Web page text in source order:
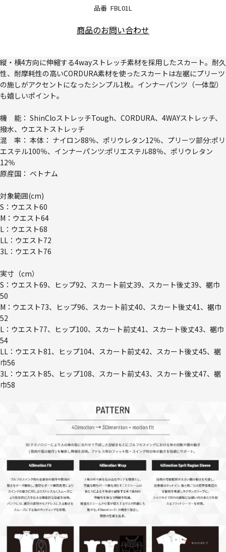
品番 FBL01L
商品のお問い合わせ
縦・横4方向に伸縮する4wayストレッチ素材を採用したスカート。耐久
性、耐摩耗性の高いCORDURA素材を使ったスカートは左裾にプリーツ
の施しがアクセントになったシンプル1枚。インナーパンツ（一体型）
も嬉しいポイント。
機 能： ShinCloストレッチTough、CORDURA、4WAYストレッチ、
撥水、ウエストストレッチ
混 率： 本体： ナイロン88％、ポリウレタン12％、プリーツ部分:ポリ
エステル100％、インナーパンツ:ポリエステル88％、ポリウレタン
12％
原産国： ベトナム
対象範囲(cm)
S：ウエスト60
M：ウエスト64
L：ウエスト68
LL：ウエスト72
3L：ウエスト76
実寸（cm）
S：ウエスト69、ヒップ92、スカート前丈39、スカート後丈39、裾巾
50
M：ウエスト73、ヒップ96、スカート前丈40、スカート後丈41、裾巾
52
L：ウエスト77、ヒップ100、スカート前丈41、スカート後丈43、裾巾
54
LL：ウエスト81、ヒップ104、スカート前丈42、スカート後丈45、裾
巾56
3L：ウエスト85、ヒップ108、スカート前丈43、スカート後丈47、裾
巾58